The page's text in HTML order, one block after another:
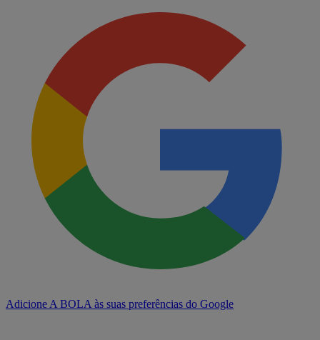
Adicione A BOLA às suas preferências do Google